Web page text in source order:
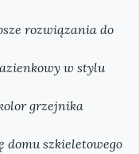
rozwiązania do
w stylu
grzejnika
domu szkieletowego